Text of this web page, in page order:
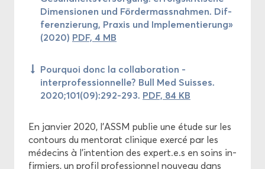
Di­men­sio­nen und Fördermassnahmen. Dif­
fe­ren­zie­rung, Praxis und Im­ple­men­tie­rung»
(2020) PDF, 4 MB
Pour­quoi donc la col­la­bo­ra­tion ­
interprofessionnelle? Bull Med Suisses.
2020;101(09):292-293. PDF, 84 KB
En jan­vier 2020, l'ASSM pu­blie une étude sur les
contours du men­to­rat cli­nique exer­cé par les
mé­de­cins à l'in­ten­tion des ex­pert.e.s en soins in­
fir­miers, un pro­fil pro­fes­sion­nel nou­veau dans